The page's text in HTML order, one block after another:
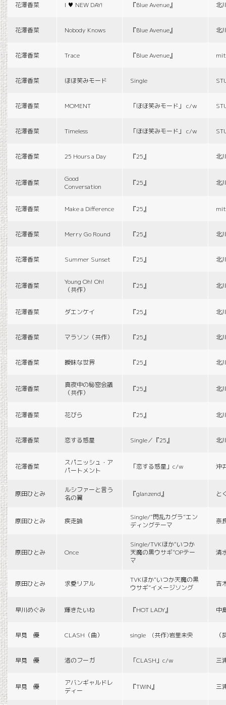
花澤香菜 I ♥ NEW DAY! 『Blue Avenue』 北
花澤香菜 Nobody Knows 『Blue Avenue』 北
花澤香菜 Trace 『Blue Avenue』
花澤香菜 ほほ笑みモード Single
花澤香菜 MOMENT 「ほほ笑みモード」 c/w
花澤香菜 Timeless 「ほほ笑みモード」 c/w
花澤香菜 25 Hours a Day 『25』 北
花澤香菜
Good
Conversation
『25』 北
花澤香菜 Make a Difference 『25』
花澤香菜 Merry Go Round 『25』 北
花澤香菜 Summer Sunset 『25』 北
花澤香菜
Young Oh! Oh!
（共作）
『25』 北
花澤香菜 ダエンケイ 『25』 北
花澤香菜 マラソン（共作） 『25』 北
花澤香菜 曖昧な世界 『25』 北
花澤香菜
真夜中の秘密会議
（共作）
『25』 北
花澤香菜 花びら 『25』 北
花澤香菜 恋する惑星 Single／『25』 北
花澤香菜
スパニッシュ・ア
パートメント
「恋する惑星」c/w 沖
原田ひとみ
ルシファーと言う
名の翼
『glanzend』 と
原田ひとみ 疾走論
Single/“閃乱カグラ”エン
ディングテーマ
奈
原田ひとみ Once
Single/TVKほか“いつか
天魔の黒ウサギ”OPテー
マ
清
原田ひとみ 求愛リアル
TVKほか“いつか天魔の黒
ウサギ”イメージソング
吉
早川めぐみ 輝きたいね 『HOT LADY』 中
早見 優 CLASH（曲） single (共作)岩里未央
早見 優 渚のフーガ 「CLASH」c/w 三
早見 優
アバンギャルドレ
ディー
『TWIN』 三